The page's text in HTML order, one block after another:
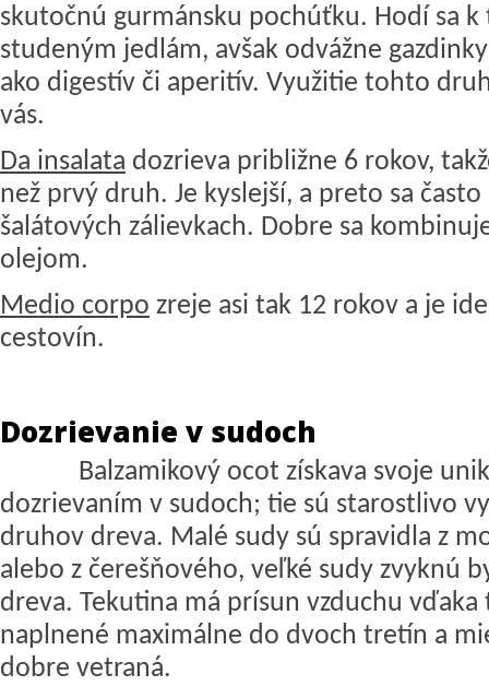
skutočnú gurmánsku pochúťku. Hodí sa k
studeným jedlám, avšak odvážne
ako digestív či aperitív. Využitie tohto
vás.
Da insalata dozrieva približne 6 rokov,
než prvý druh. Je kyslejší, a preto sa
šalátových zálievkach. Dobre sa
olejom.
Medio corpo zreje asi tak 12 rokov a je
cestovín.
Dozrievanie v sudoch
Balzamikový ocot získava svoje
dozrievaním v sudoch; tie sú starostlivo
druhov dreva. Malé sudy sú spravidla z
alebo z čerešňového, veľké sudy zvyknú
dreva. Tekutina má prísun vzduchu vďaka
naplnené maximálne do dvoch tretín a
dobre vetraná.